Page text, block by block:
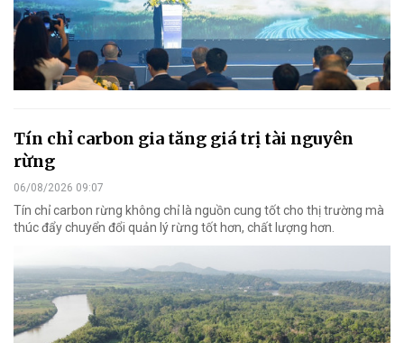
Tín chỉ carbon gia tăng giá trị tài nguyên
rừng
06/08/2026 09:07
Tín chỉ carbon rừng không chỉ là nguồn cung tốt cho thị trường mà
thúc đẩy chuyển đổi quản lý rừng tốt hơn, chất lượng hơn.